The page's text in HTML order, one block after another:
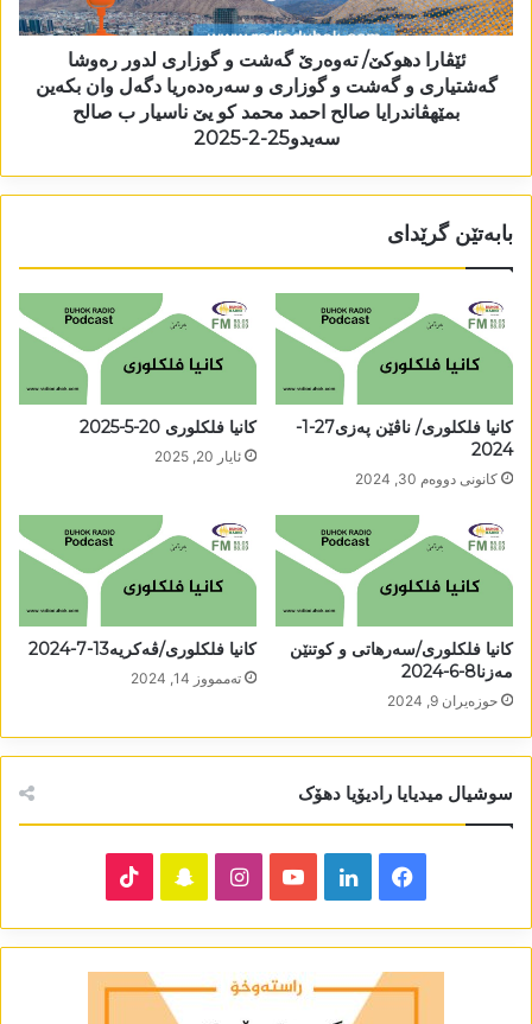
ئێڤارا دھوکێ/ تەوەرێ گەشت و گوزاری لدور رەوشا
گەشتیاری و گەشت و گوزاری و سەرەدەریا دگەل وان بکەین
بمێھڤاندرایا صالح احمد محمد کو یێ ناسیار ب صالح
سەیدو25-2-2025
بابەتێن گرێدای
کانیا فلکلوری/ ناڤێن پەزی27-1-
2024
كانونی دووه‌م 30, 2024
کانیا فلکلوری 20-5-2025
ئایار 20, 2025
کانیا فلکلوری/سەرھاتی و کوتنێن
مەزنا8-6-2024
حوزه‌یران 9, 2024
کانیا فلکلوری/ڤەکریە13-7-2024
تەممووز 14, 2024
سوشیال میدیایا رادیۆیا دھۆک
Facebook
LinkedIn
YouTube
Instagram
Snapchat